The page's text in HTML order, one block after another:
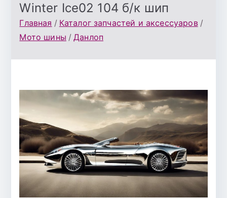
Winter Ice02 104 б/к шип
Главная
Каталог запчастей и аксессуаров
Мото шины
Данлоп